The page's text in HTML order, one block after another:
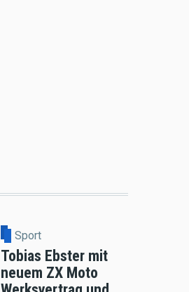
Sport
Tobias Ebster mit
neuem ZX Moto